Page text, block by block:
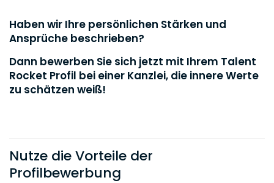
Haben wir Ihre persönlichen Stärken und
Ansprüche beschrieben?
Dann bewerben Sie sich jetzt mit Ihrem Talent
Rocket Profil bei einer Kanzlei, die innere Werte
zu schätzen weiß!
Nutze die Vorteile der
Profilbewerbung